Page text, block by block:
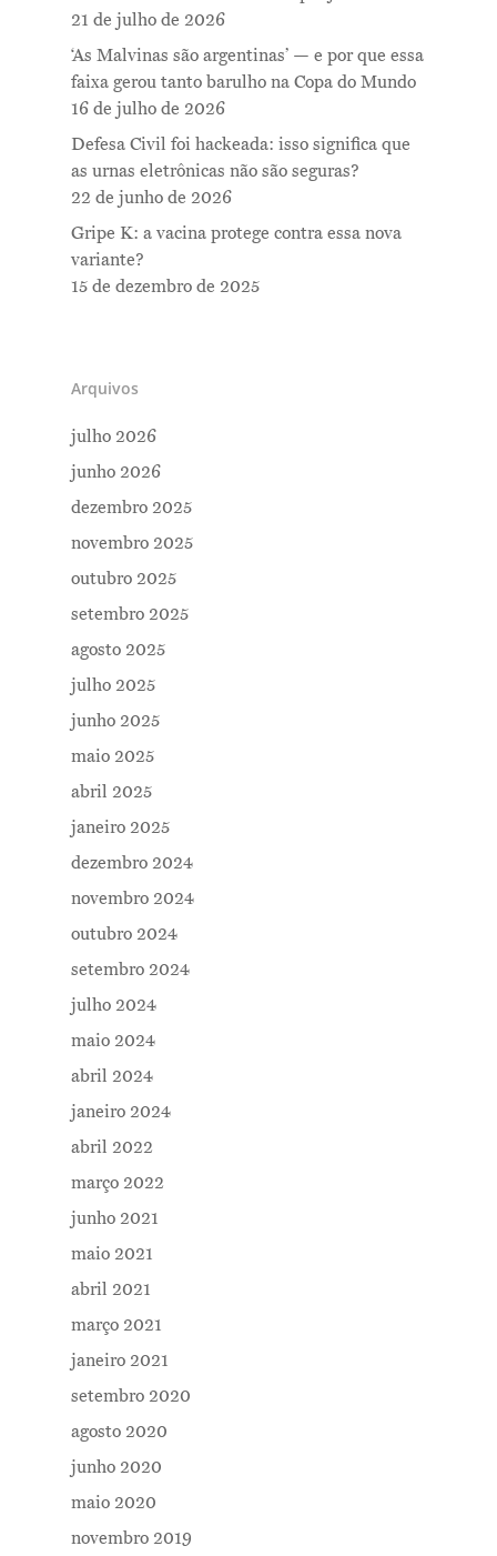
21 de julho de 2026
‘As Malvinas são argentinas’ — e por que essa
faixa gerou tanto barulho na Copa do Mundo
16 de julho de 2026
Defesa Civil foi hackeada: isso significa que
as urnas eletrônicas não são seguras?
22 de junho de 2026
Gripe K: a vacina protege contra essa nova
variante?
15 de dezembro de 2025
Arquivos
julho 2026
junho 2026
dezembro 2025
novembro 2025
outubro 2025
setembro 2025
agosto 2025
julho 2025
junho 2025
maio 2025
abril 2025
janeiro 2025
dezembro 2024
novembro 2024
outubro 2024
setembro 2024
julho 2024
maio 2024
abril 2024
janeiro 2024
abril 2022
março 2022
junho 2021
maio 2021
abril 2021
março 2021
janeiro 2021
setembro 2020
agosto 2020
junho 2020
maio 2020
novembro 2019